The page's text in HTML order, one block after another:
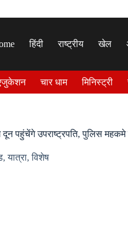
हिंदी राष्ट्रीय खेल
चार धाम मिनिस्ट्री
पहुंचेंगे उपराष्ट्रपति, पुलिस महकमे
,यात्रा,विशेष